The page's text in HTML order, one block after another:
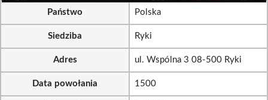
Państwo Polska
Siedziba Ryki
Adres ul. Wspólna 3 08-500 Ryki
Data powołania 1500